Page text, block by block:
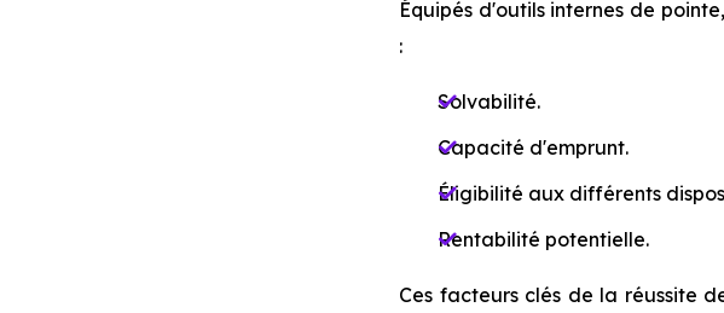
Équipés d'outils internes de
:
Solvabilité.
Capacité d'emprunt.
Éligibilité aux différents
Rentabilité potentielle.
Ces facteurs clés de la réussite